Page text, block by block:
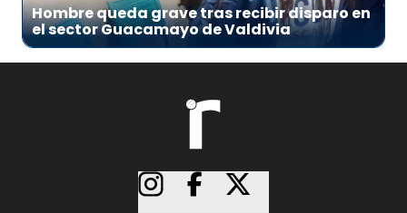
Hombre queda grave tras recibir disparo en
el sector Guacamayo de Valdivia